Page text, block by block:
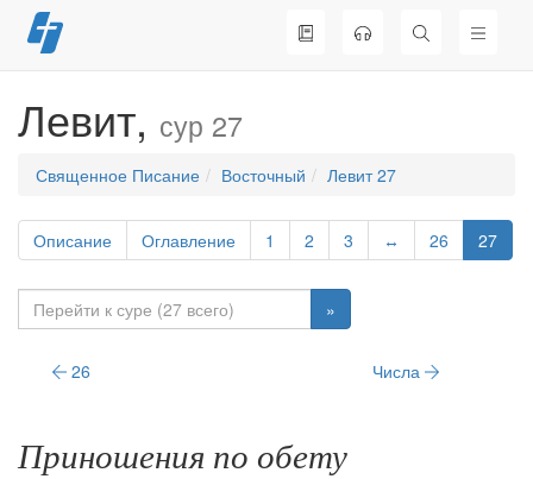
Перейти
к
Левит, сур 27
Священное Писание Восточный Левит 27
Описание Оглавление 1 2 3 ↔ 26 27
»
26 Числа
Приношения по обету